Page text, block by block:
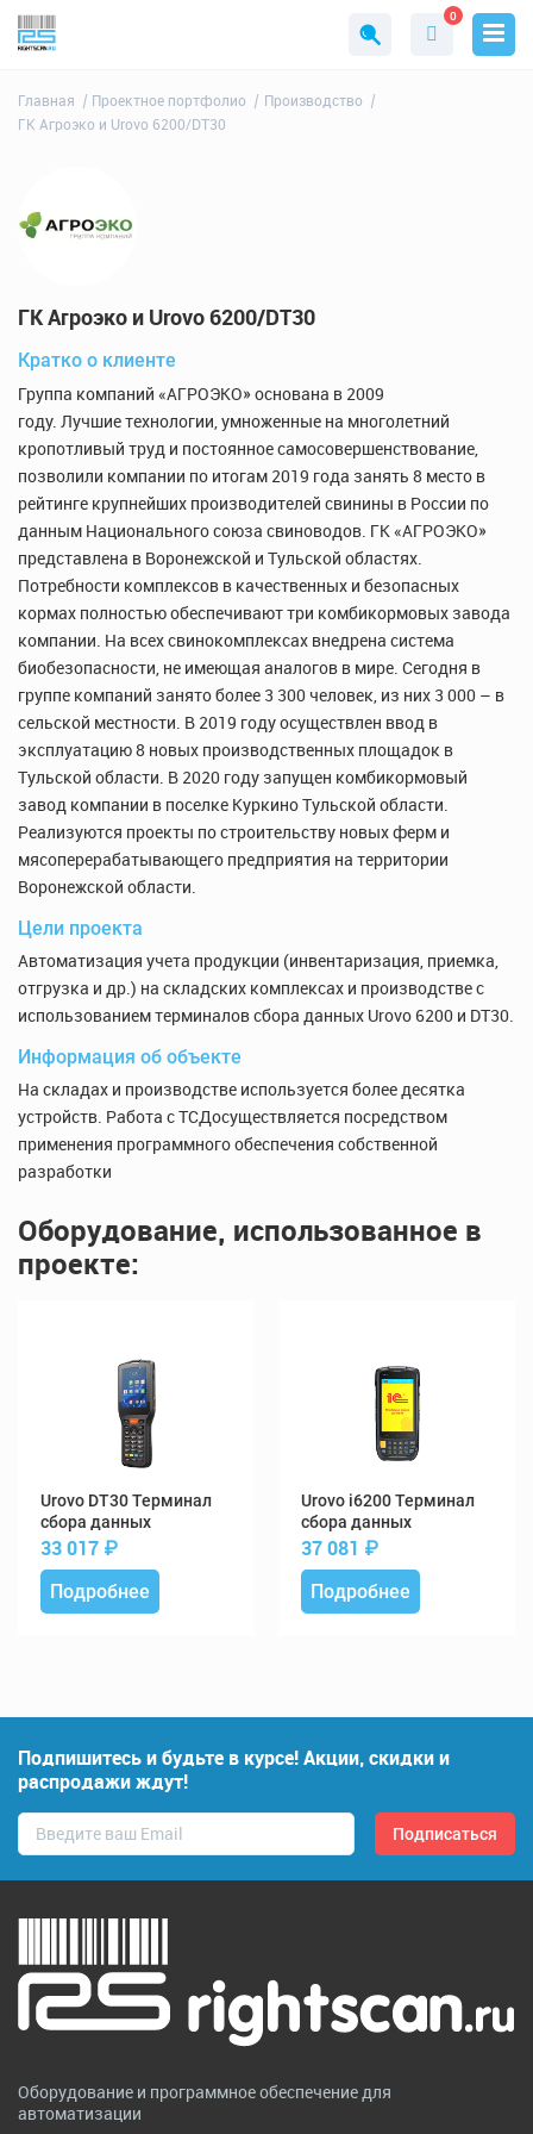
0
Главная Проектное портфолио
Производство
ГК Агроэко и Urovo 6200/DT30
ГК Агроэко и Urovo 6200/DT30
Кратко о клиенте
Группа компаний «АГРОЭКО» основана в 2009
году. Лучшие технологии, умноженные на многолетний
кропотливый труд и постоянное самосовершенствование,
позволили компании по итогам 2019 года занять 8 место в
рейтинге крупнейших производителей свинины в России по
данным Национального союза свиноводов. ГК «АГРОЭКО»
представлена в Воронежской и Тульской областях.
Потребности комплексов в качественных и безопасных
кормах полностью обеспечивают три комбикормовых завода
компании. На всех свинокомплексах внедрена система
биобезопасности, не имеющая аналогов в мире. Сегодня в
группе компаний занято более 3 300 человек, из них 3 000 – в
сельской местности. В 2019 году осуществлен ввод в
эксплуатацию 8 новых производственных площадок в
Тульской области. В 2020 году запущен комбикормовый
завод компании в поселке Куркино Тульской области.
Реализуются проекты по строительству новых ферм и
мясоперерабатывающего предприятия на территории
Воронежской области.
Цели проекта
Автоматизация учета продукции (инвентаризация, приемка,
отгрузка и др.) на складских комплексах и производстве с
использованием терминалов сбора данных Urovo 6200 и DT30.
Информация об объекте
На складах и производстве используется более десятка
устройств. Работа с ТСДосуществляется посредством
применения программного обеспечения собственной
разработки
Оборудование, использованное в
проекте:
DT30 Терминал
сбора данных
33 017 ₽
Подробнее
i6200 Терминал
сбора данных
37 081 ₽
Подробнее
Подпишитесь и будьте в курсе! Акции, скидки и
распродажи ждут!
Оборудование и программное обеспечение для
автоматизации